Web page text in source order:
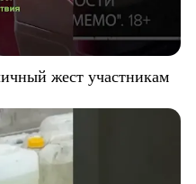
жест участникам